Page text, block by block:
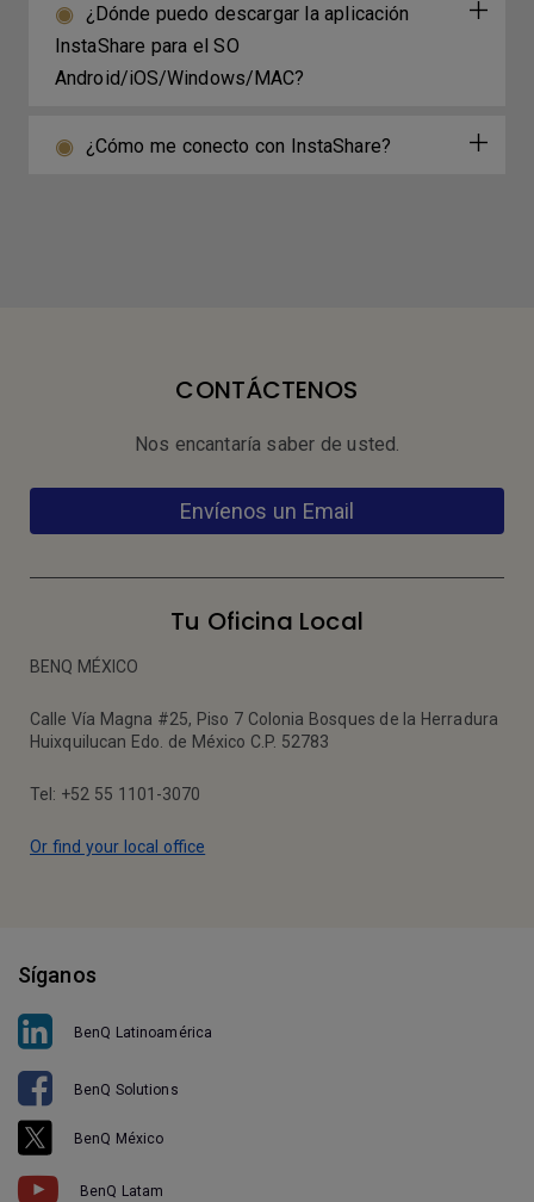
¿Dónde puedo descargar la aplicación
InstaShare para el SO
Android/iOS/Windows/MAC?
¿Cómo me conecto con InstaShare?
CONTÁCTENOS
Nos encantaría saber de usted.
Envíenos un Email
Tu Oficina Local
BENQ MÉXICO
Calle Vía Magna #25, Piso 7 Colonia Bosques de la Herradura
Huixquilucan Edo. de México C.P. 52783
Tel: +52 55 1101-3070
Or find your local office
Síganos
BenQ Latinoamérica
BenQ Solutions
BenQ México
BenQ Latam